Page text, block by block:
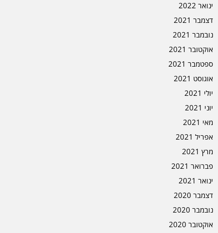
ינואר 2022
דצמבר 2021
נובמבר 2021
אוקטובר 2021
ספטמבר 2021
אוגוסט 2021
יולי 2021
יוני 2021
מאי 2021
אפריל 2021
מרץ 2021
פברואר 2021
ינואר 2021
דצמבר 2020
נובמבר 2020
אוקטובר 2020